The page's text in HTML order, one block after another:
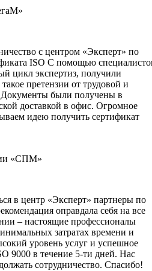
с центром «Эксперт» по
ISO С помощью
цикл экспертиз, получили
претензии от трудовой и
Документы были получены в
доставкой в офис. Огромное
идею получить сертификат
«СПМ»
в центр «Эксперт» партнеры по
оправдала себя на все
– настоящие профессионалы
затратах времени и
уровень услуг и успешное
9000 в течение 5-ти дней. Нас
сотрудничество. Спасибо!